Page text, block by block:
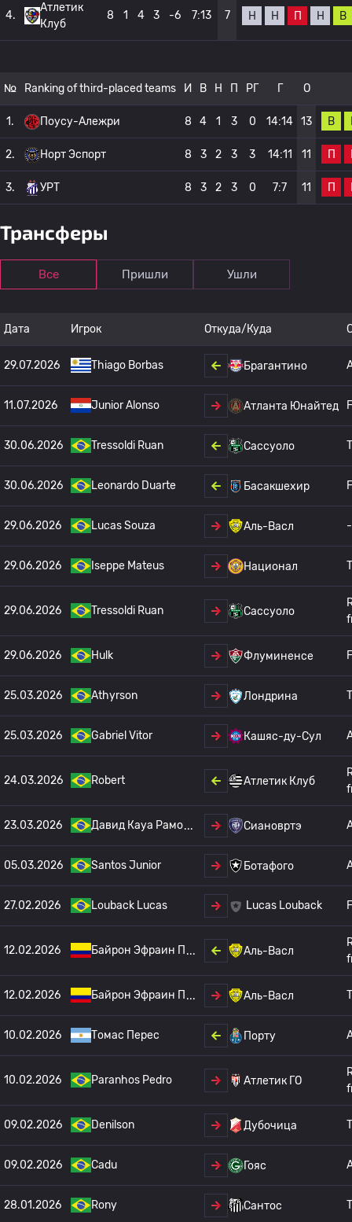
4.
Атлетик
Клуб
8 1 4 3 -6 7:13 7 Н Н П Н В
№ Ranking of third-placed teams И В Н П РГ Г О
1. Поусу-Алежри 8 4 1 3 0 14:14 13 В
2. Норт Эспорт 8 3 2 3 3 14:11 11 П
3. УРТ 8 3 2 3 0 7:7 11 П
Трансферы
Все Пришли Ушли
Дата Игрок Откуда/Куда
29.07.2026 Thiago Borbas Брагантино
11.07.2026 Junior Alonso Атланта Юнайтед
30.06.2026 Tressoldi Ruan Сассуоло
30.06.2026 Leonardo Duarte Басакшехир
29.06.2026 Lucas Souza Аль-Васл -
29.06.2026 Iseppe Mateus Национал
29.06.2026 Tressoldi Ruan Сассуоло
29.06.2026 Hulk Флуминенсе
25.03.2026 Athyrson Лондрина
25.03.2026 Gabriel Vitor Кашяс-ду-Сул
24.03.2026 Robert Атлетик Клуб
23.03.2026 Давид Кауа Рамо Сиановртэ
05.03.2026 Santos Junior Ботафого
27.02.2026 Louback Lucas Lucas Louback
12.02.2026 Байрон Эфраин П Аль-Васл
12.02.2026 Байрон Эфраин П Аль-Васл
10.02.2026 Томас Перес Порту
10.02.2026 Paranhos Pedro Атлетик ГО
09.02.2026 Denilson Дубочица
09.02.2026 Cadu Гояс
28.01.2026 Rony Сантос